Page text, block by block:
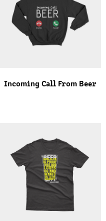
Incoming Call From Beer